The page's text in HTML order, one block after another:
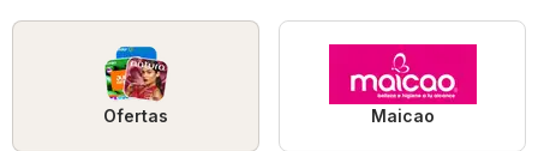
Ofertas Maicao